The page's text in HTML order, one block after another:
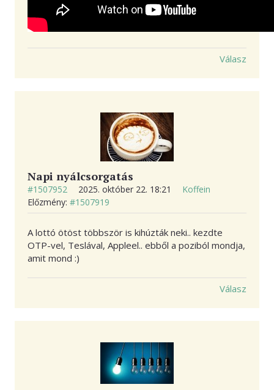
Válasz
Napi nyálcsorgatás
#1507952 2025. október 22. 18:21
Koffein
Előzmény: #1507919
A lottó ötöst többször is kihúzták neki.. kezdte
OTP-vel, Teslával, Appleel.. ebből a poziból mondja,
amit mond :)
Válasz